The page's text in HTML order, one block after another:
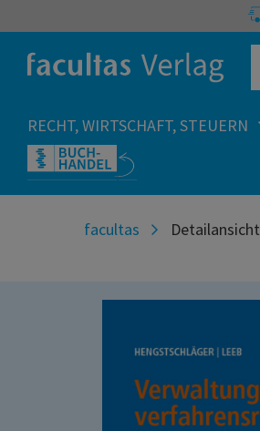
RECHT, WIRTSCHAFT, STEUERN
facultas Detailansicht